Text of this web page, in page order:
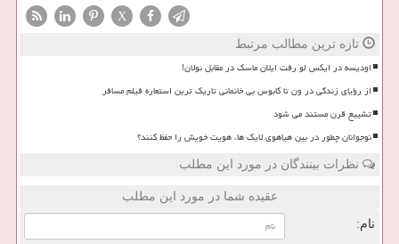
X
تازه ترین مطالب مرتبط
اودیسه در ایکس لو رفت ایلان ماسک در مقابل نولان!
از رؤیای زندگی در ون تا کابوس بی خانمانی تاریک ترین استعاره فیلم مسافر
تشییع قرن مستند می شود
نوجوانان چطور در بین هیاهوی لایک ها، هویت خویش را حفظ کنند؟
نظرات بینندگان در مورد این مطلب
عقیده شما در مورد این مطلب
نام: